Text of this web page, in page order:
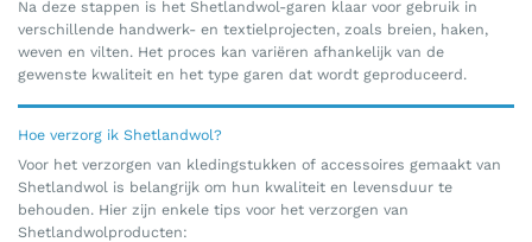
Na deze stappen is het Shetlandwol-garen klaar voor gebruik in
verschillende handwerk- en textielprojecten, zoals breien, haken,
weven en vilten. Het proces kan variëren afhankelijk van de
gewenste kwaliteit en het type garen dat wordt geproduceerd.
Hoe verzorg ik Shetlandwol?
Voor het verzorgen van kledingstukken of accessoires gemaakt van
Shetlandwol is belangrijk om hun kwaliteit en levensduur te
behouden. Hier zijn enkele tips voor het verzorgen van
Shetlandwolproducten: